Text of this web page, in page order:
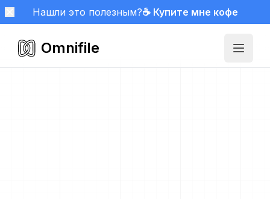
Нашли это полезным?☕ Купите мне кофе
Omnifile